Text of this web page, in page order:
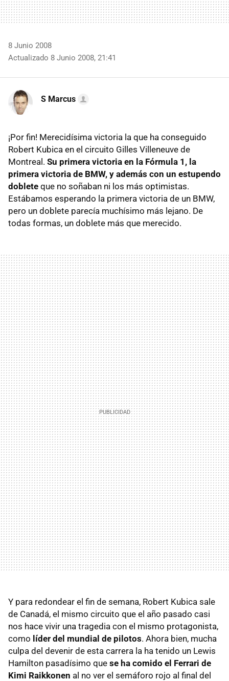
8 Junio 2008
Actualizado 8 Junio 2008, 21:41
S Marcus
¡Por fin! Merecidísima victoria la que ha conseguido
Robert Kubica en el circuito Gilles Villeneuve de
Montreal. Su primera victoria en la Fórmula 1, la
primera victoria de BMW, y además con un estupendo
doblete que no soñaban ni los más optimistas.
Estábamos esperando la primera victoria de un BMW,
pero un doblete parecía muchísimo más lejano. De
todas formas, un doblete más que merecido.
Y para redondear el fin de semana, Robert Kubica sale
de Canadá, el mismo circuito que el año pasado casi
nos hace vivir una tragedia con el mismo protagonista,
como líder del mundial de pilotos. Ahora bien, mucha
culpa del devenir de esta carrera la ha tenido un Lewis
Hamilton pasadísimo que se ha comido el Ferrari de
Kimi Raikkonen al no ver el semáforo rojo al final del